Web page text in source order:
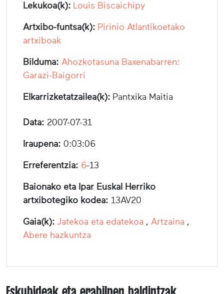
Lekukoa(k): Louis Biscaichipy
Artxibo-funtsa(k): Pirinio Atlantikoetako
artxiboak
Bilduma: Ahozkotasuna Baxenabarren:
Garazi-Baigorri
Elkarrizketatzailea(k): Pantxika Maitia
Data: 2007-07-31
Iraupena: 0:03:06
Erreferentzia: 6-13
Baionako eta Ipar Euskal Herriko
artxibotegiko kodea: 13AV20
Gaia(k): Jatekoa eta edatekoa , Artzaina ,
Abere hazkuntza